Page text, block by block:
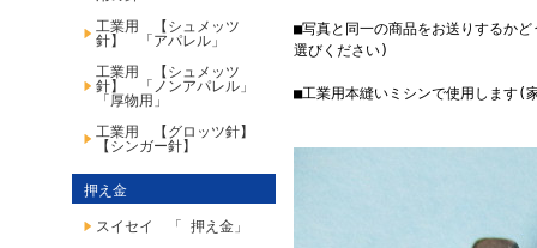
工業用 【シュメッツ
針】 「アパレル」
工業用 【シュメッツ
針】 「ノンアパレル」
「厚物用」
工業用 【グロッツ針】
【シンガー針】
押え金
スイセイ 「 押え金」
■写真と同一の商品をお送りするか
選びください)
■工業用本縫いミシンで使用します(